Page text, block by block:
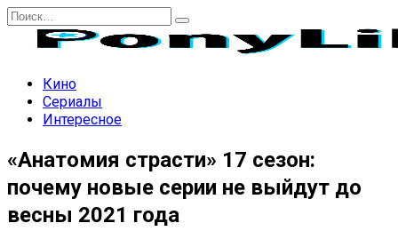
Перейти
содержанию
Search
Кино
Сериалы
Интересное
«Анатомия страсти» 17 сезон:
почему новые серии не выйдут до
весны 2021 года